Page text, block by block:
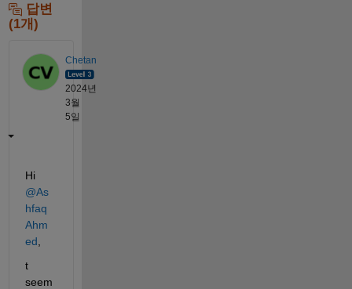
답변
(1개)
Chetan
2024년
3월
5일
Hi
@As
hfaq
Ahm
ed
t
seem